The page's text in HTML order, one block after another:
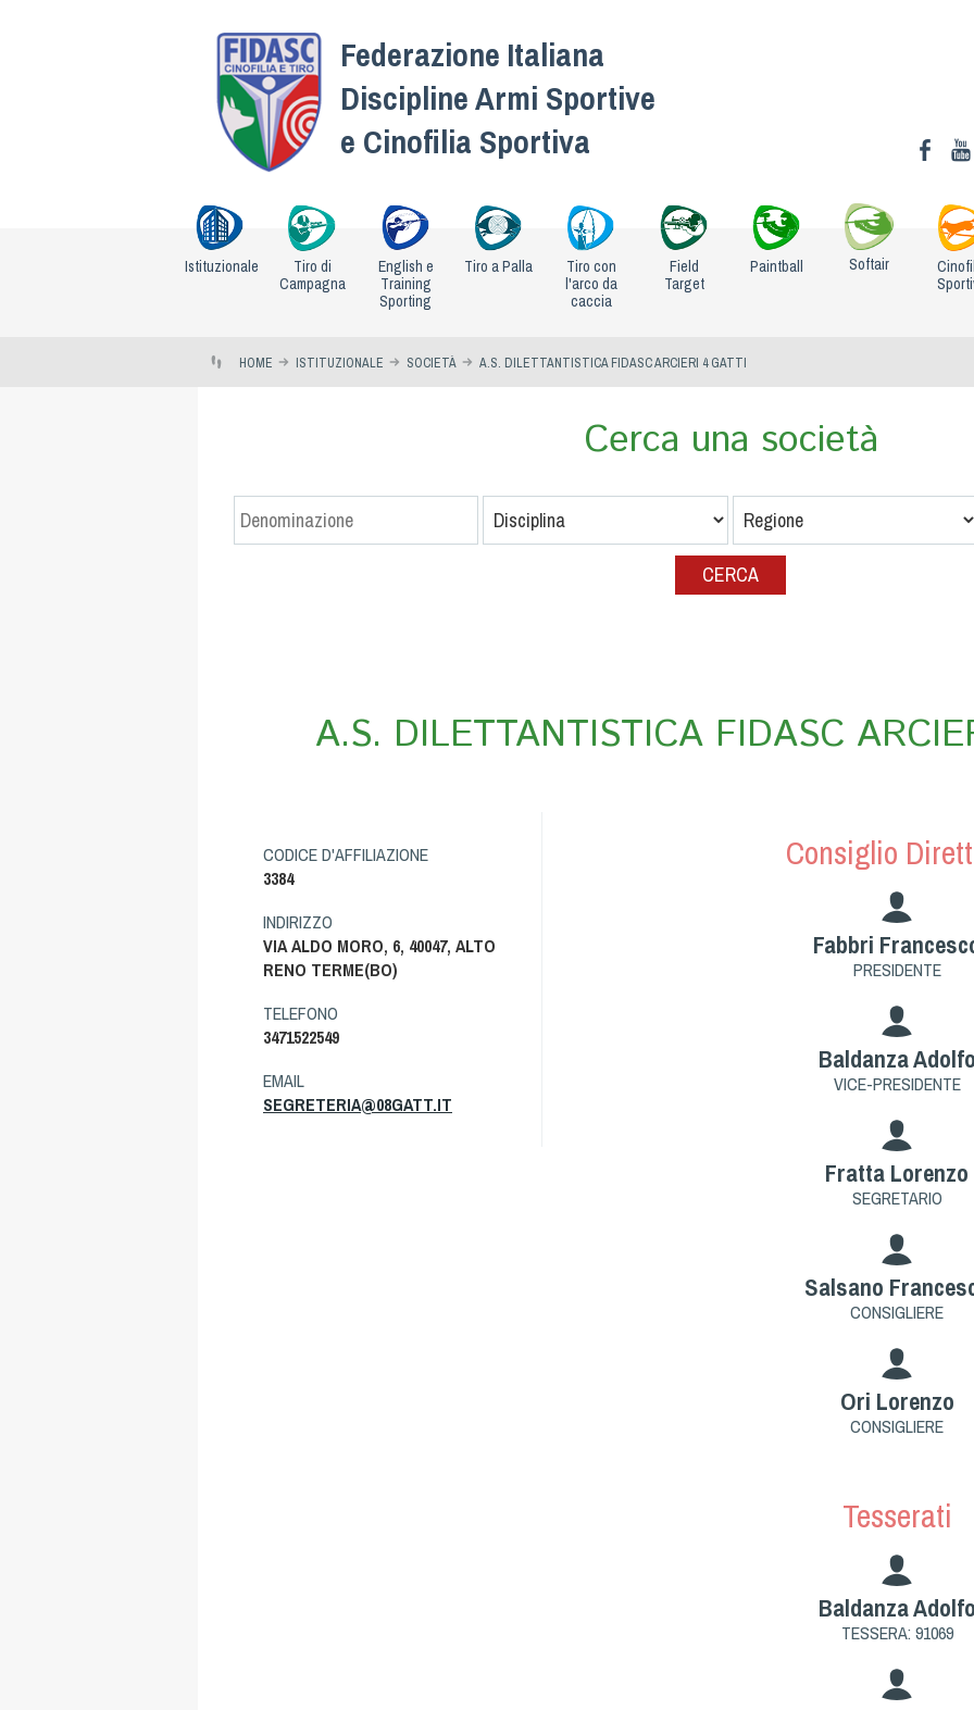
Federazione Italiana
Discipline Armi Sportive
e Cinofilia Sportiva
Istituzionale
Tiro di
Campagna
English e
Training
Sporting
Tiro a Palla
Tiro con
l'arco da
caccia
Field
Target
Paintball Softair
HOME ISTITUZIONALE SOCIETÀ A.S. DILETTANTISTICA FIDASC ARCIERI 4 GATTI
Cerca una società
A.S. DILETTANTISTICA FIDASC
CODICE D'AFFILIAZIONE
3384
INDIRIZZO
VIA ALDO MORO, 6, 40047, ALTO
RENO TERME(BO)
TELEFONO
3471522549
EMAIL
SEGRETERIA@08GATT.IT
Consiglio
Fabbri
PRESIDENTE
Baldanza
VICE-PRESIDENTE
Fratta Lorenzo
SEGRETARIO
Salsano
CONSIGLIERE
Ori Lorenzo
CONSIGLIERE
Tesserati
Baldanza
TESSERA: 91069